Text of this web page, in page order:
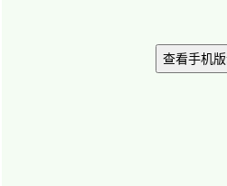
查看手机